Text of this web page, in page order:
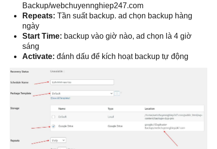
Backup/webchuyennghiep247.com
Repeats: Tần suất backup. ad chọn backup hàng
ngày
Start Time: backup vào giờ nào, ad chọn là 4 giờ
sáng
Activate: đánh dấu để kích hoạt backup tự động